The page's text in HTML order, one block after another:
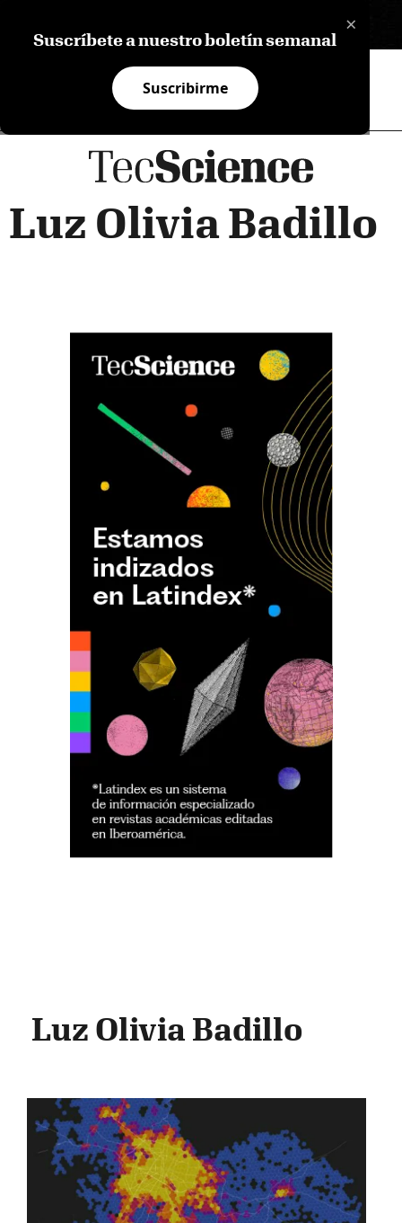
×
Suscríbete a nuestro boletín semanal
Suscribirme
Luz Olivia Badillo
Luz Olivia Badillo